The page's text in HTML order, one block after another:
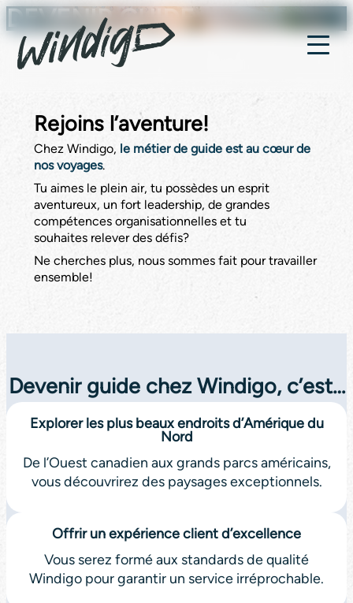
Haut
Sauter à la navigation
Sauter au contenu
Menu
DEVENIR GUIDE
Rejoins l’aventure!
Chez Windigo, le métier de guide est au cœur de
nos voyages.
Tu aimes le plein air, tu possèdes un esprit
aventureux, un fort leadership, de grandes
compétences organisationnelles et tu
souhaites relever des défis?
Ne cherches plus, nous sommes fait pour travailler
ensemble!
Devenir guide chez Windigo, c’est…
Explorer les plus beaux endroits d’Amérique du
Nord
De l’Ouest canadien aux grands parcs américains,
vous découvrirez des paysages exceptionnels.
Offrir un expérience client d’excellence
Vous serez formé aux standards de qualité
Windigo pour garantir un service irréprochable.